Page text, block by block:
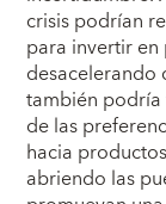
crisis podrían
para invertir
desacelerando
también
de las
hacia
abriendo las